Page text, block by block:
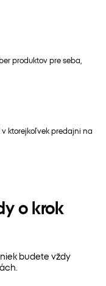
produktov pre seba,
ktorejkoľvek predajni na
o krok
budete vždy